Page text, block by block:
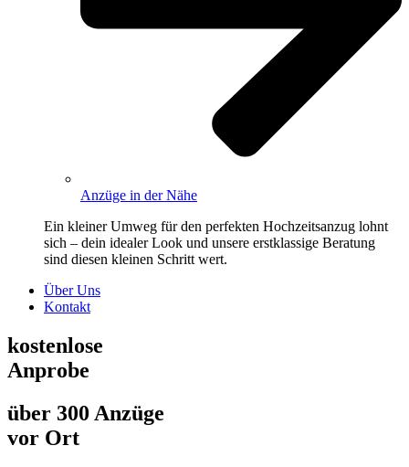
Anzüge in der Nähe
Ein kleiner Umweg für den perfekten Hochzeitsanzug lohnt
sich – dein idealer Look und unsere erstklassige Beratung
sind diesen kleinen Schritt wert.
Über Uns
Kontakt
kostenlose
Anprobe
über 300 Anzüge
vor Ort